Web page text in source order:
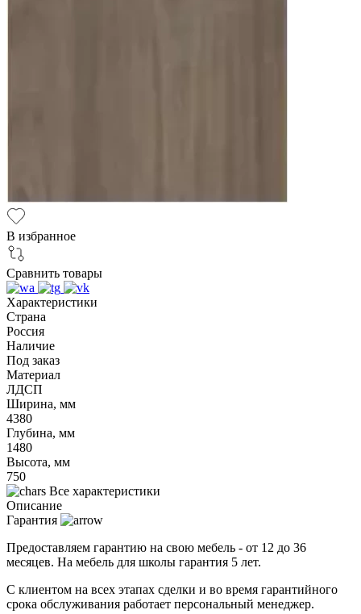
В избранное
Сравнить товары
Характеристики
Страна
Россия
Наличие
Под заказ
Материал
ЛДСП
Ширина, мм
4380
Глубина, мм
1480
Высота, мм
750
Все характеристики
Описание
Гарантия
Предоставляем гарантию на свою мебель - от 12 до 36
месяцев. На мебель для школы гарантия 5 лет.
С клиентом на всех этапах сделки и во время гарантийного
срока обслуживания работает персональный менеджер.